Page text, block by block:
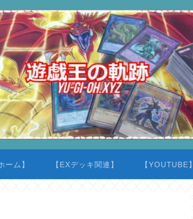
ーム】 【EXデッキ関連】 【YOUTUBE】